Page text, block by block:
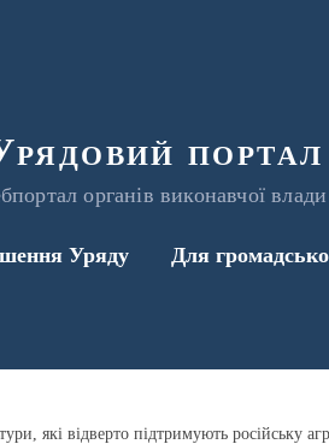
портал
органів виконавчої
Уряду Для
які відверто підтримують російську